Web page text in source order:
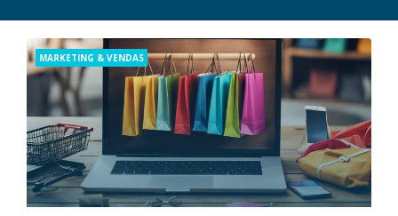
Categories
MARKETING & VENDAS